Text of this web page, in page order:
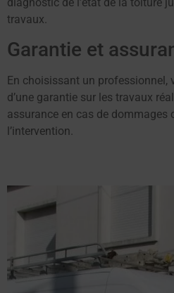
travaux.
Garantie et
En choisissant un professionnel,
d’une garantie sur les travaux
assurance en cas de dommages
l’intervention.